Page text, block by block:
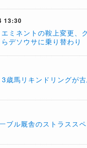
13:30
エミネントの鞍上変更、
らデソウサに乗り替わり
歳馬リキンドリングが
ブル厩舎のストラスス